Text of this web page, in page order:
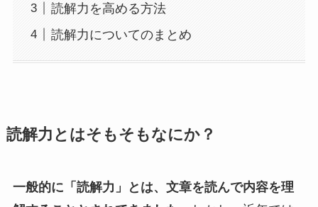
読解力を高める方法
読解力についてのまとめ
読解力とはそもそもなにか？
一般的に「読解力」とは、文章を読んで内容を理